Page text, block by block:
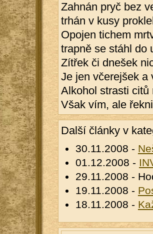
Zahnán pryč bez
trhán v kusy
Opojen tichem
trapně se stáhl do
Zítřek či dnešek
Je jen včerejšek a
Alkohol strasti citů
Však vím, ale
Další články v
30.11.2008 -
01.12.2008 -
29.11.2008 -
19.11.2008 -
18.11.2008 -